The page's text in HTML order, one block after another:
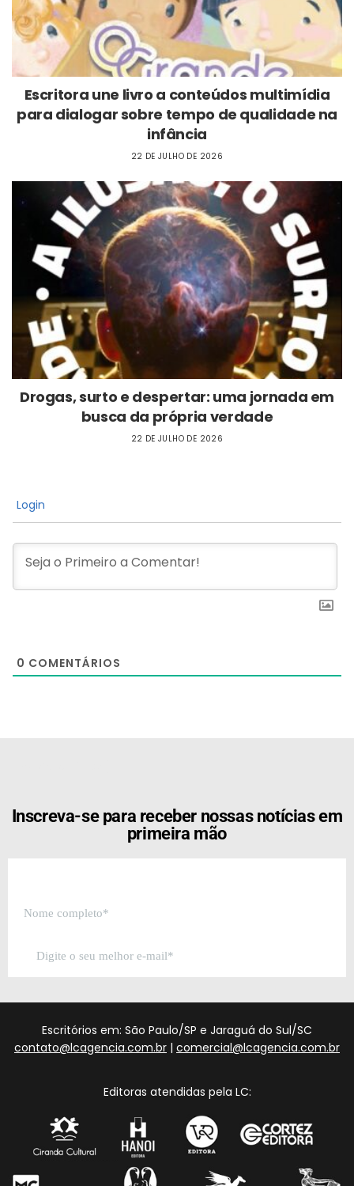
Escritora une livro a conteúdos multimídia
para dialogar sobre tempo de qualidade na
infância
22 DE JULHO DE 2026
Drogas, surto e despertar: uma jornada em
busca da própria verdade
22 DE JULHO DE 2026
Login
0 COMENTÁRIOS
Inscreva-se para receber nossas notícias em
primeira mão
Escritórios em: São Paulo/SP e Jaraguá do Sul/SC
contato@lcagencia.com.br | comercial@lcagencia.com.br
Editoras atendidas pela LC: